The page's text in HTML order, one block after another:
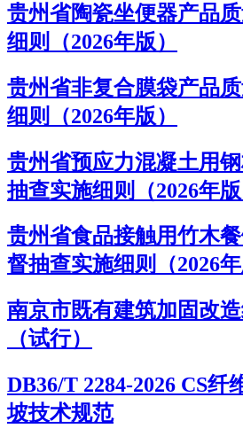
贵州省陶瓷坐便器产品
细则（2026年版）
贵州省非复合膜袋产品
细则（2026年版）
贵州省预应力混凝土用
抽查实施细则（2026年版
贵州省食品接触用竹木
督抽查实施细则（2026年
南京市既有建筑加固改
（试行）
DB36/T 2284-2026 CS纤
坡技术规范